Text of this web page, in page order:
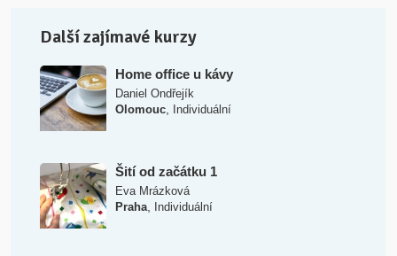
Další zajímavé kurzy
Home office u kávy
Daniel Ondřejík
Olomouc, Individuální
Šití od začátku 1
Eva Mrázková
Praha, Individuální